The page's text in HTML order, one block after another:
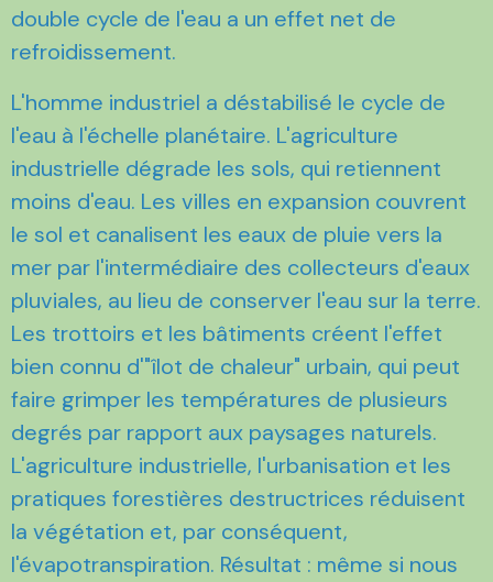
double cycle de l'eau a un effet net de
refroidissement.
L'homme industriel a déstabilisé le cycle de
l'eau à l'échelle planétaire. L'agriculture
industrielle dégrade les sols, qui retiennent
moins d'eau. Les villes en expansion couvrent
le sol et canalisent les eaux de pluie vers la
mer par l'intermédiaire des collecteurs d'eaux
pluviales, au lieu de conserver l'eau sur la terre.
Les trottoirs et les bâtiments créent l'effet
bien connu d'"îlot de chaleur" urbain, qui peut
faire grimper les températures de plusieurs
degrés par rapport aux paysages naturels.
L'agriculture industrielle, l'urbanisation et les
pratiques forestières destructrices réduisent
la végétation et, par conséquent,
l'évapotranspiration. Résultat : même si nous